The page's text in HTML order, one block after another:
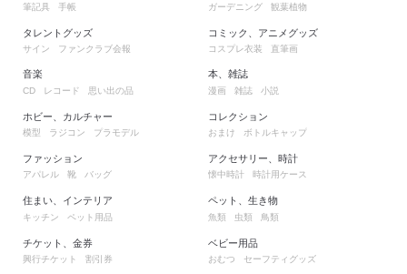
筆記具 手帳
タレントグッズ
サイン ファンクラブ会報
ガーデニング 観葉植物
コミック、アニメグッズ
コスプレ衣装 直筆画
音楽
CD レコード 思い出の品
ホビー、カルチャー
模型 ラジコン プラモデル
ファッション
アパレル 靴 バッグ
住まい、インテリア
キッチン ペット用品
チケット、金券
興行チケット 割引券
本、雑誌
漫画 雑誌 小説
コレクション
おまけ ボトルキャップ
アクセサリー、時計
懐中時計 時計用ケース
ペット、生き物
魚類 虫類 鳥類
ベビー用品
おむつ セーフティグッズ